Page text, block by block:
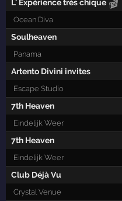
L' Expérience très chique
Ocean Diva
Soulheaven
Panama
Artento Divini invites
Escape Studio
7th Heaven
Eindelijk Weer
7th Heaven
Eindelijk Weer
Club Déjà Vu
Crystal Venue